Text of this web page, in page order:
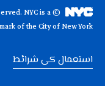
© City of New York, 2026 All Rights Reserved.
NYC is a
of the City of New York.
استعمال کی شرائط